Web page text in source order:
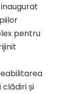
pentru
clădiri și